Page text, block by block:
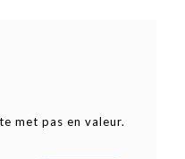
met pas en valeur.